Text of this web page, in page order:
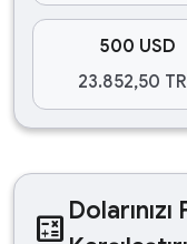
500 USD
23.852,50
calculate